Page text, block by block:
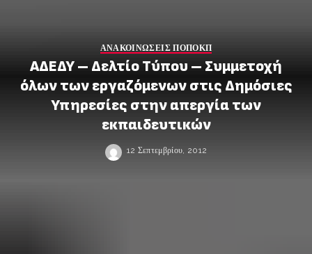
ΑΝΑΚΟΙΝΩΣΕΙΣ ΠΟΠΟΚΠ
ΑΔΕΔΥ – Δελτίο Τύπου – Συμμετοχή
όλων των εργαζόμενων στις Δημόσιες
Υπηρεσίες στην απεργία των
εκπαιδευτικών
12 Σεπτεμβρίου, 2012